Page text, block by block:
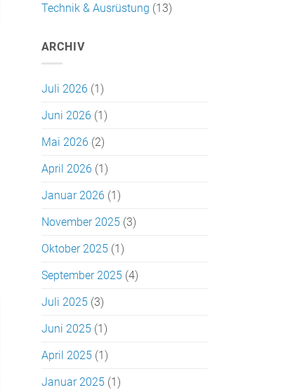
Technik & Ausrüstung (13)
ARCHIV
Juli 2026 (1)
Juni 2026 (1)
Mai 2026 (2)
April 2026 (1)
Januar 2026 (1)
November 2025(3)
Oktober 2025(1)
September 2025(4)
Juli 2025(3)
Juni 2025(1)
April 2025(1)
Januar 2025(1)